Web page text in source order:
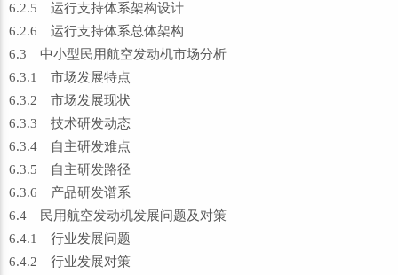
6.2.5 运行支持体系架构设计
6.2.6 运行支持体系总体架构
6.3 中小型民用航空发动机市场分析
6.3.1 市场发展特点
6.3.2 市场发展现状
6.3.3 技术研发动态
6.3.4 自主研发难点
6.3.5 自主研发路径
6.3.6 产品研发谱系
6.4 民用航空发动机发展问题及对策
6.4.1 行业发展问题
6.4.2 行业发展对策